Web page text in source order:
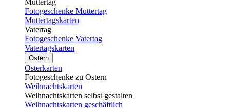
Muttertag
Fotogeschenke Muttertag
Muttertagskarten
Vatertag
Fotogeschenke Vatertag
Vatertagskarten
Ostern
Osterkarten
Fotogeschenke zu Ostern
Weihnachtskarten
Weihnachtskarten selbst gestalten
Weihnachtskarten geschäftlich